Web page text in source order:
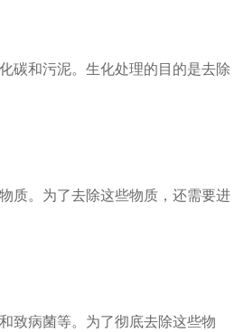
碳和污泥。生化处理的目的是去除
。为了去除这些物质，还需要进
病菌等。为了彻底去除这些物